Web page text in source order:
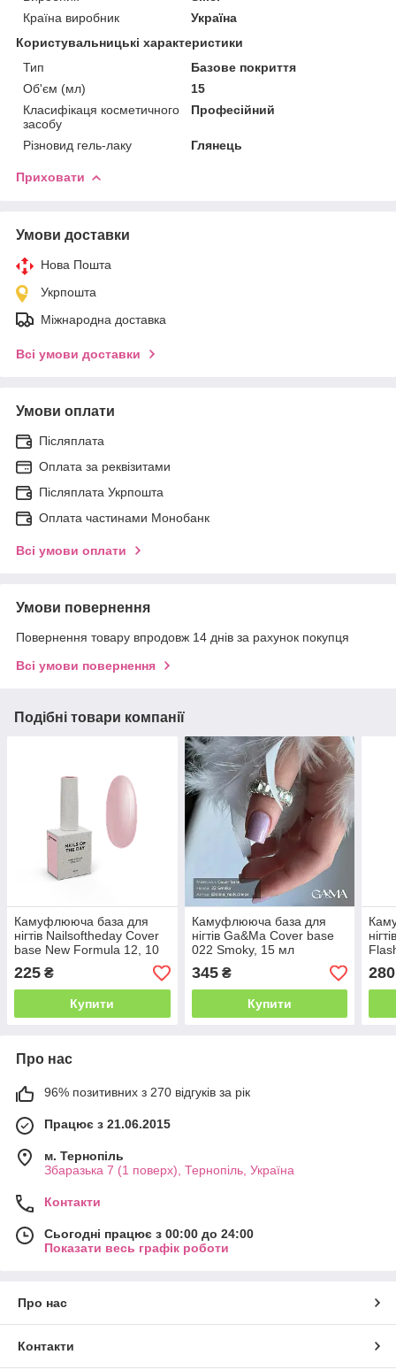
Країна виробник
Україна
Користувальницькі характеристики
Тип
Базове покриття
Об'єм (мл)
15
Класифікаця косметичного
засобу
Професійний
Різновид гель-лаку Глянець
Приховати
Умови доставки
Нова Пошта
Укрпошта
Міжнародна доставка
Всі умови доставки
Умови оплати
Післяплата
Оплата за реквізитами
Післяплата Укрпошта
Оплата частинами Монобанк
Всі умови оплати
Умови повернення
Повернення товару впродовж 14 днів за рахунок покупця
Всі умови повернення
Подібні товари компанії
Камуфлююча база для
нігтів Nailsoftheday Cover
base New Formula 12, 10
мл
225 ₴
Купити
Камуфлююча база для
нігтів Ga&Ma Cover base
022 Smoky, 15 мл
345₴
Купити
280
Про нас
96% позитивних з 270 відгуків за рік
Працює з 21.06.2015
м. Тернопіль
Збаразька 7 (1 поверх), Тернопіль, Україна
Контакти
Сьогодні працює з 00:00 до 24:00
Показати весь графік роботи
Про нас
Контакти